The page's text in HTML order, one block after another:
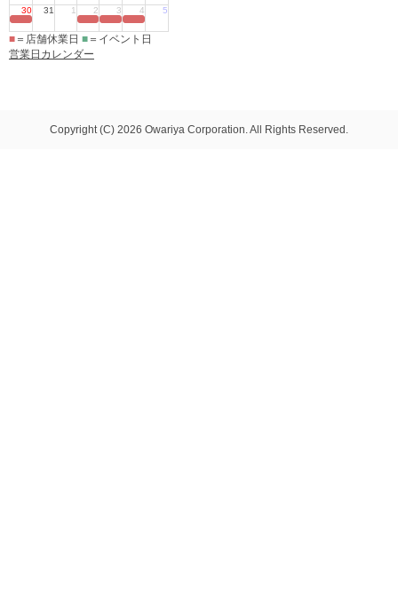
30 31 1 2 3 4 5
■ ＝店舗休業日 ■ ＝イベント日
営業日カレンダー
Copyright (C) 2026 Owariya Corporation. All Rights Reserved.